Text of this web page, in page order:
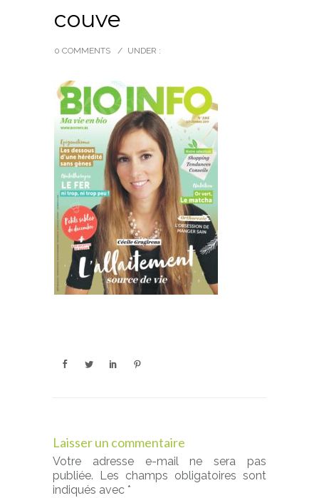
couve
0 COMMENTS / UNDER :
Laisser un commentaire
Votre adresse e-mail ne sera pas
publiée.
Les champs obligatoires sont
indiqués avec *